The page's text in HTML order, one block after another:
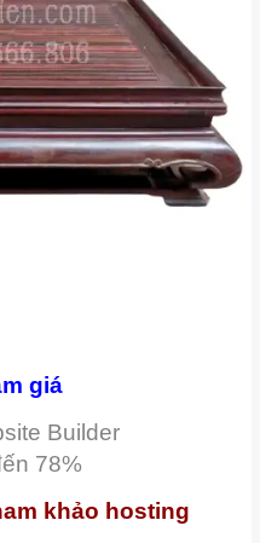
giá
Builder
78%
khảo hosting